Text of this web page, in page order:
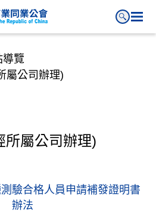
經所屬公司辦理)
導覽
屬公司辦理)
所屬公司辦理)
驗合格人員申請補發證明書
辦法